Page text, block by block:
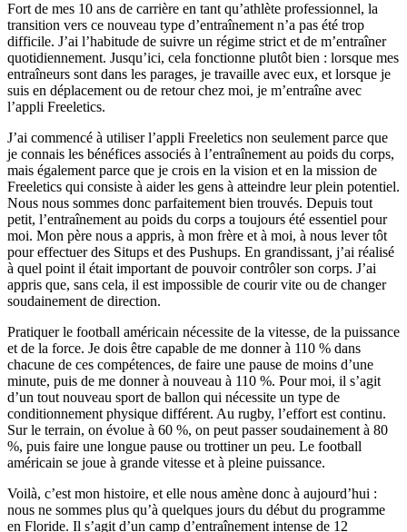
Fort de mes 10 ans de carrière en tant qu’athlète professionnel, la
transition vers ce nouveau type d’entraînement n’a pas été trop
difficile. J’ai l’habitude de suivre un régime strict et de m’entraîner
quotidiennement. Jusqu’ici, cela fonctionne plutôt bien : lorsque mes
entraîneurs sont dans les parages, je travaille avec eux, et lorsque je
suis en déplacement ou de retour chez moi, je m’entraîne avec
l’appli Freeletics.
J’ai commencé à utiliser l’appli Freeletics non seulement parce que
je connais les bénéfices associés à l’entraînement au poids du corps,
mais également parce que je crois en la vision et en la mission de
Freeletics qui consiste à aider les gens à atteindre leur plein potentiel.
Nous nous sommes donc parfaitement bien trouvés. Depuis tout
petit, l’entraînement au poids du corps a toujours été essentiel pour
moi. Mon père nous a appris, à mon frère et à moi, à nous lever tôt
pour effectuer des Situps et des Pushups. En grandissant, j’ai réalisé
à quel point il était important de pouvoir contrôler son corps. J’ai
appris que, sans cela, il est impossible de courir vite ou de changer
soudainement de direction.
Pratiquer le football américain nécessite de la vitesse, de la puissance
et de la force. Je dois être capable de me donner à 110 % dans
chacune de ces compétences, de faire une pause de moins d’une
minute, puis de me donner à nouveau à 110 %. Pour moi, il s’agit
d’un tout nouveau sport de ballon qui nécessite un type de
conditionnement physique différent. Au rugby, l’effort est continu.
Sur le terrain, on évolue à 60 %, on peut passer soudainement à 80
%, puis faire une longue pause ou trottiner un peu. Le football
américain se joue à grande vitesse et à pleine puissance.
Voilà, c’est mon histoire, et elle nous amène donc à aujourd’hui :
nous ne sommes plus qu’à quelques jours du début du programme
en Floride. Il s’agit d’un camp d’entraînement intense de 12